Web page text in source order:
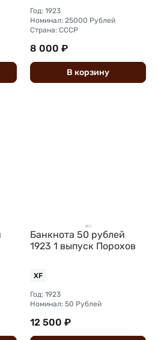
Год: 1923
Номинал: 25000 Рублей
Страна: СССР
8 000 ₽
В корзину
Банкнота 50 рублей
1923 1 выпуск Порохов
XF
Год: 1923
Номинал: 50 Рублей
12 500 ₽